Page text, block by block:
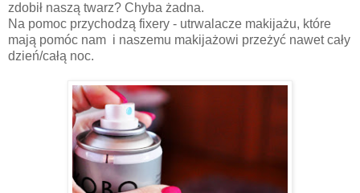
zdobił naszą twarz? Chyba żadna.
Na pomoc przychodzą fixery - utrwalacze makijażu, które
mają pomóc nam i naszemu makijażowi przeżyć nawet cały
dzień/całą noc.